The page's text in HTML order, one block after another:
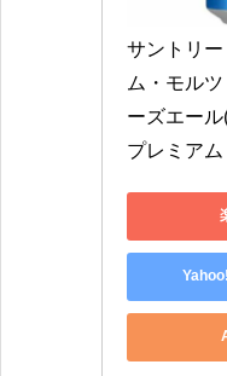
サントリ
ム・モル
ーズエール
プレミアム